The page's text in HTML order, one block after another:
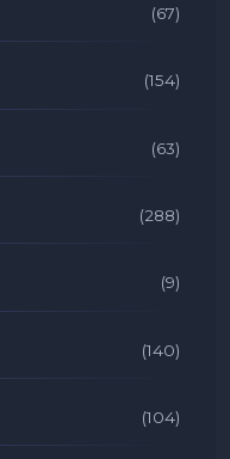
(67)
(154)
(63)
(288)
(9)
(140)
(104)